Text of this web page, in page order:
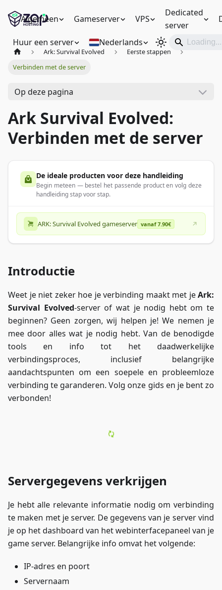
Algemeen Gameserver VPS
Dedicated
server
Huur een server Nederlands
Ark: Survival Evolved
Eerste stappen
Verbinden met de server
Op deze pagina
Ark Survival Evolved:
Verbinden met de server
De ideale producten voor deze handleiding
Begin meteen — bestel het passende product en volg deze
handleiding stap voor stap.
ARK: Survival Evolved gameserver vanaf 7.90€
Introductie
Weet je niet zeker hoe je verbinding maakt met jeArk:
Survival Evolved-server of wat je nodig hebt om te
beginnen? Geen zorgen, wij helpen je! We nemen je
mee door alles wat je nodig hebt. Van de benodigde
tools en info tot het daadwerkelijke
verbindingsproces, inclusief belangrijke
aandachtspunten om een soepele en probleemloze
verbinding te garanderen. Volg onze gids en je bent zo
verbonden!
Servergegevens verkrijgen
Je hebt alle relevante informatie nodig om verbinding
te maken met je server. De gegevens van je server vind
je op het dashboard van het webinterfacepaneel van je
game server. Belangrijke info omvat het volgende:
IP-adres en poort
Servernaam